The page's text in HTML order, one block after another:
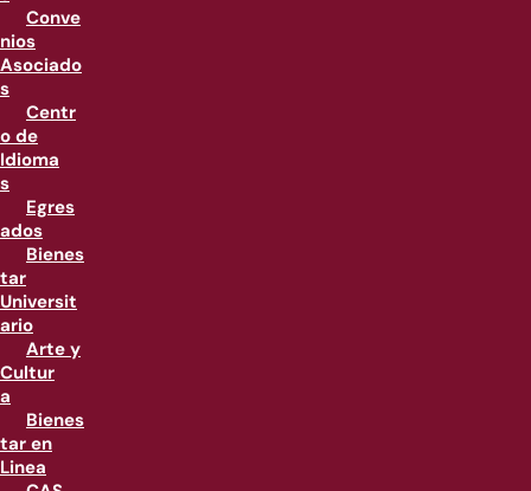
Conve
nios
Asociado
s
Centr
o de
Idioma
s
Egres
ados
Bienes
tar
Universit
ario
Arte y
Cultur
a
Bienes
tar en
Linea